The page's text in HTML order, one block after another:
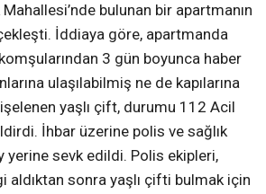
bulunan bir apartmanın
İddiaya göre, apartmanda
3 gün boyunca haber
ulaşılabilmiş ne de kapılarına
yaşlı çift, durumu 112 Acil
İhbar üzerine polis ve sağlık
yerine sevk edildi. Polis ekipleri,
aldıktan sonra yaşlı çifti bulmak için